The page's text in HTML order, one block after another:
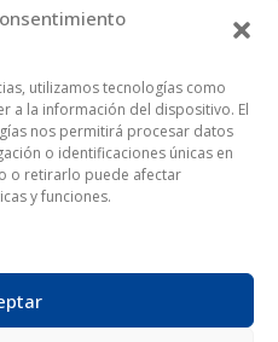
utilizamos tecnologías como
a la información del dispositivo. El
nos permitirá procesar datos
o identificaciones únicas en
o retirarlo puede afectar
y funciones.
mejorar tu experiencia. Al